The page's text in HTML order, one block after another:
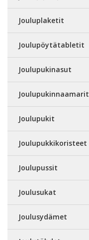
Jouluplaketit
Joulupöytätabletit
Joulupukinasut
Joulupukinnaamarit
Joulupukit
Joulupukkikoristeet
Joulupussit
Joulusukat
Joulusydämet